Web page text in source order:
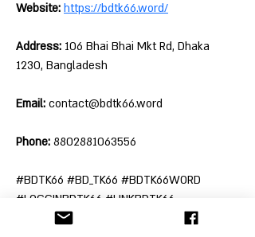
Website: https://bdtk66.word/
Address: 106 Bhai Bhai Mkt Rd, Dhaka
1230, Bangladesh
Email: contact@bdtk66.word
Phone: 8802881063556
#BDTK66 #BD_TK66 #BDTK66WORD
#LOGGINBDTK66 #LINKBDTK66